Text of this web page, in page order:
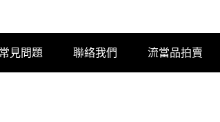
常見問題 聯絡我們 流當品拍賣